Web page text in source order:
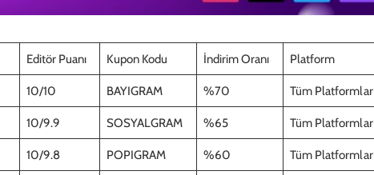
Editör Puanı Kupon Kodu İndirim Oranı Platform
10/10 BAYIGRAM %70 Tüm Platformlar
10/9.9 SOSYALGRAM %65 Tüm Platformlar
10/9.8 POPIGRAM %60 Tüm Platformlar